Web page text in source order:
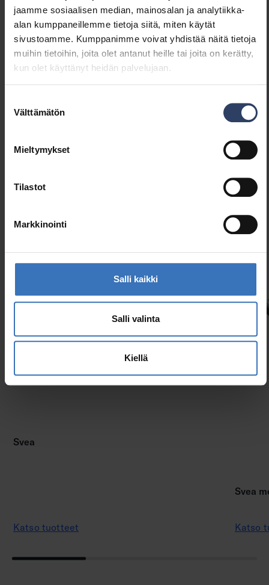
jaamme sosiaalisen median, mainosalan ja analytiikka-
alan kumppaneillemme tietoja siitä, miten käytät
sivustoamme. Kumppanimme voivat yhdistää näitä tietoja
muihin tietoihin, joita olet antanut heille tai joita on kerätty,
kun olet käyttänyt heidän palvelujaan.
valinta
Välttämätön
Mieltymykset
Tilastot
Markkinointi
Salli kaikki
Salli valinta
Kiellä
Base 1200 IP20 2xG13 LED WH 4338507
Samankaltaiset tuotteet
Svea
Katso tuotteet
Svea
Katso